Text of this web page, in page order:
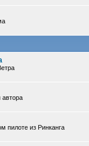
автора
пилоте из Ринканга